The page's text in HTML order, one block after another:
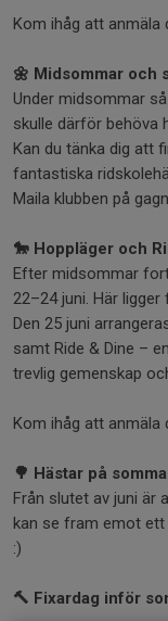
Kom ihåg att anmäla
🌼 Midsommar och
Under midsommar
skulle därför behöva
Kan du tänka dig att
fantastiska
Maila klubben på
🐎 Hoppläger och
Efter midsommar
22–24 juni. Här
Den 25 juni
samt Ride & Dine –
trevlig gemenskap
Kom ihåg att anmäla
🌳 Hästar på
Från slutet av juni är
kan se fram emot
:)
🔨 Fixardag inför